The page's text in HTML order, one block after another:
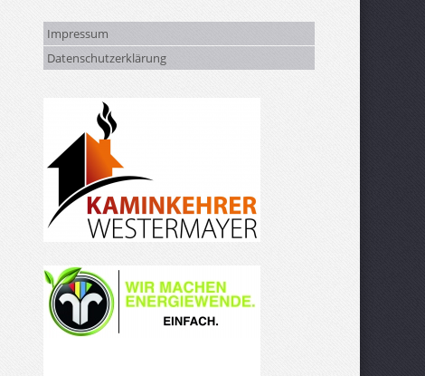
Impressum
Datenschutzerklärung